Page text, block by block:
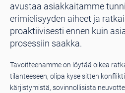
avustaa asiakkaitamme
erimielisyyden aiheet ja
proaktiivisesti ennen kuin
prosessiin saakka.
Tavoitteenamme on löytää oikea
tilanteeseen, olipa kyse sitten
kärjistymistä, sovinnollisista